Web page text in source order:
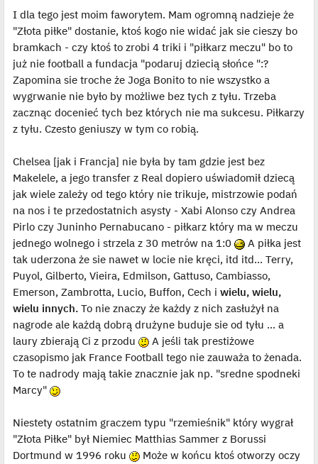
I dla tego jest moim faworytem. Mam ogromną nadzieje że
"Złota piłke" dostanie, ktoś kogo nie widać jak sie cieszy bo
bramkach - czy ktoś to zrobi 4 triki i "piłkarz meczu" bo to
już nie football a fundacja "podaruj dziecią słońce ":?
Zapomina sie troche że Joga Bonito to nie wszystko a
wygrwanie nie było by możliwe bez tych z tyłu. Trzeba
zacznąc docenieć tych bez których nie ma sukcesu. Piłkarzy
z tyłu. Czesto geniuszy w tym co robią.
Chelsea [jak i Francja] nie była by tam gdzie jest bez
Makelele, a jego transfer z Real dopiero uświadomił dziecą
jak wiele zależy od tego który nie trikuje, mistrzowie podań
na nos i te przedostatnich asysty - Xabi Alonso czy Andrea
Pirlo czy Juninho Pernabucano - piłkarz który ma w meczu
jednego wolnego i strzela z 30 metrów na 1:0
A piłka jest
tak uderzona że sie nawet w locie nie kręci, itd itd... Terry,
Puyol, Gilberto, Vieira, Edmilson, Gattuso, Cambiasso,
Emerson, Zambrotta, Lucio, Buffon, Cech i wielu, wielu,
wielu innych.To nie znaczy że każdy z nich zasłużył na
nagrode ale każdą dobrą drużyne buduje sie od tyłu ... a
laury zbierają Ci z przodu
A jeśli tak prestiżowe
czasopismo jak France Football tego nie zauważa to żenada.
To te nadrody mają takie znacznie jak np. "sredne spodneki
Marcy"
Niestety ostatnim graczem typu "rzemieśnik" który wygrał
"Złota Piłke" był Niemiec Matthias Sammer z Borussi
Dortmund w 1996 roku
Może w końcu ktoś otworzy oczy